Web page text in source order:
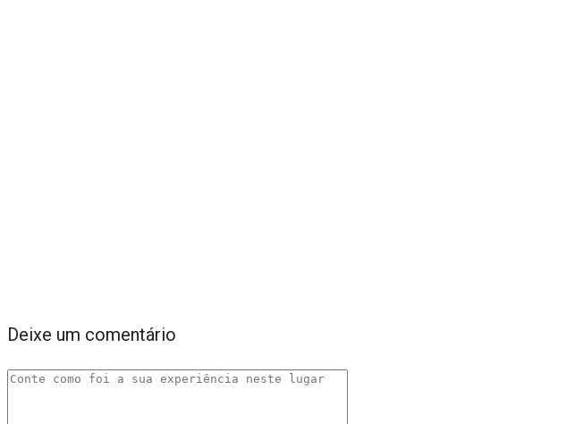
Deixe um comentário